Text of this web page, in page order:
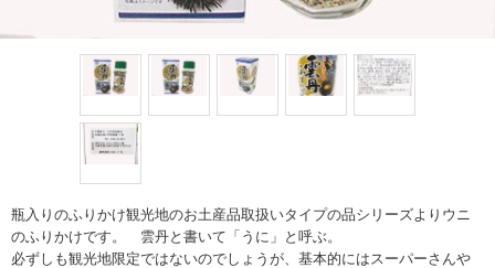
瓶入りのふりかけ観光地のお土産品取扱いタイプの品シリーズよりウニ
のふりかけです。 雲丹と書いて「うに」と呼ぶ。
必ずしも観光地限定ではないのでしょうが、基本的にはスーパーさんや